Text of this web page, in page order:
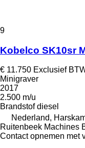
9
Kobelco SK10sr
€ 11.750 Exclusief
Minigraver
2017
2.500 m/u
Brandstof diesel
Nederland,
Ruitenbeek Machines
Contact opnemen met